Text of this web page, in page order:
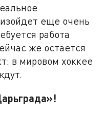
еще очень
работа
же остается
в мировом хоккее
«Царьграда»!